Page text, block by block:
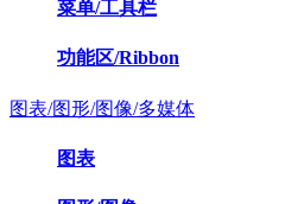
菜单/工具栏
功能区/Ribbon
图表/图形/图像/多媒体
图表